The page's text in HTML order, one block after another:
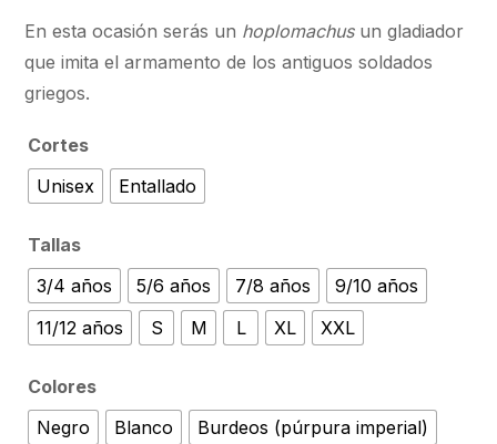
En esta ocasión serás un hoplomachusun gladiador
que imita el armamento de los antiguos soldados
griegos.
Cortes
Unisex
Entallado
Tallas
3/4 años
5/6 años 7/8 años
9/10 años
11/12 años
S M L XL XXL
Colores
Negro
Blanco Burdeos (púrpura imperial)